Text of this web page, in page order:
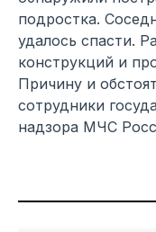
подростка.
удалось спасти.
конструкций и
Причину и
сотрудники
надзора МЧС